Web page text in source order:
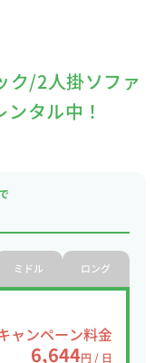
ク/2人掛ソファ
タル中！
ミドル ロング
ャンペーン料金
6,644円 / 日